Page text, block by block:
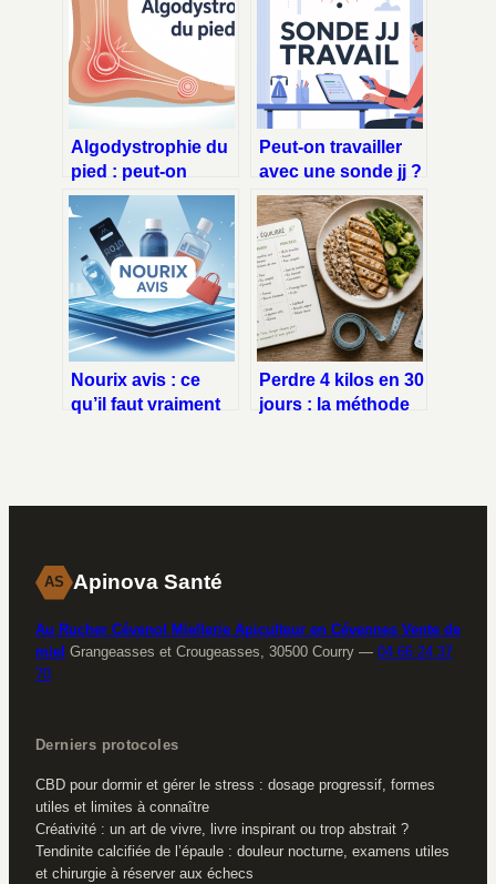
Algodystrophie du
pied : peut-on
marcher
normalement ?
Peut-on travailler
avec une sonde jj ?
ce qu’il faut
vraiment savoir
Nourix avis : ce
qu’il faut vraiment
Perdre 4 kilos en 30
jours : la méthode
durable
AS Apinova Santé
Au Rucher Cévenol Miellerie Apiculteur en Cévennes Vente de
miel Grangeasses et Crougeasses, 30500 Courry — 04 66 24 37
70
Derniers protocoles
CBD pour dormir et gérer le stress : dosage progressif, formes
utiles et limites à connaître
Créativité : un art de vivre, livre inspirant ou trop abstrait ?
Tendinite calcifiée de l’épaule : douleur nocturne, examens utiles
et chirurgie à réserver aux échecs